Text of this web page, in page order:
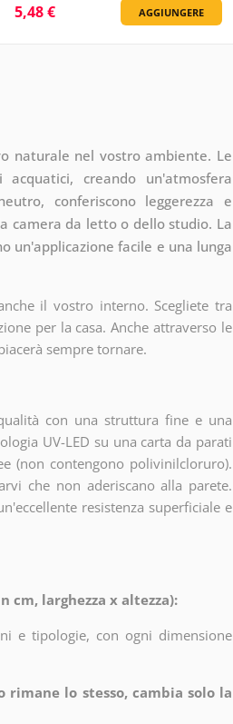
5,48 € AGGIUNGERE
naturale nel vostro ambiente. Le
creando un'atmosfera
conferiscono leggerezza e
camera da letto o dello studio. La
un'applicazione facile e una lunga
il vostro interno. Scegliete tra
per la casa. Anche attraverso le
sempre tornare.
con una struttura fine e una
UV-LED su una carta da parati
(non contengono polivinilcloruro).
che non aderiscano alla parete.
resistenza superficiale e
larghezza x altezza):
e tipologie, con ogni dimensione
lo stesso, cambia solo la